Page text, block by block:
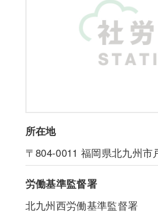
所在地
〒804-0011 福岡県北九州市
労働基準監督署
北九州西労働基準監督署